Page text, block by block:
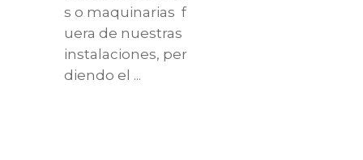
s o maquinarias f
uera de nuestras
instalaciones, per
diendo el